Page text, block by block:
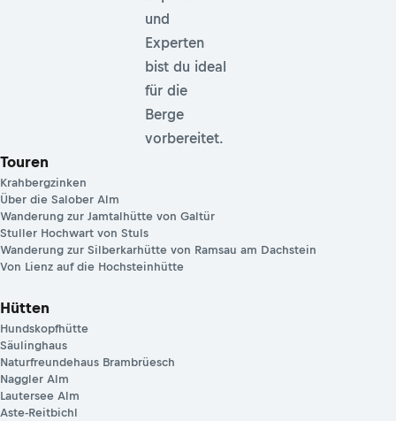
und
Experten
bist du ideal
für die
Berge
vorbereitet.
Touren
Krahbergzinken
Über die Salober Alm
Wanderung zur Jamtalhütte von Galtür
Stuller Hochwart von Stuls
Wanderung zur Silberkarhütte von Ramsau am Dachstein
Von Lienz auf die Hochsteinhütte
Hütten
Hundskopfhütte
Säulinghaus
Naturfreundehaus Brambrüesch
Naggler Alm
Lautersee Alm
Aste-Reitbichl